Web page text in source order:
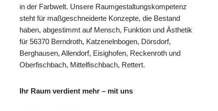
in der Farbwelt. Unsere Raumgestaltungskompetenz
steht für maßgeschneiderte Konzepte, die Bestand
haben, abgestimmt auf Mensch, Funktion und Ästhetik
für 56370 Berndroth, Katzenelnbogen, Dörsdorf,
Berghausen, Allendorf, Eisighofen, Reckenroth und
Oberfischbach, Mittelfischbach, Rettert.
Ihr Raum verdient mehr – mit uns